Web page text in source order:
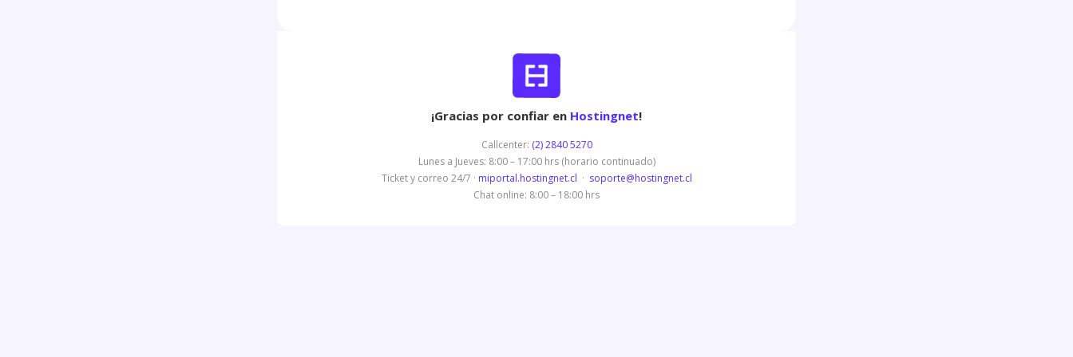
¡Gracias por confiar en Hostingnet!
Callcenter: (2) 2840 5270
Lunes a Jueves: 8:00 – 17:00 hrs (horario continuado)
Ticket y correo 24/7 · miportal.hostingnet.cl · soporte@hostingnet.cl
Chat online: 8:00 – 18:00 hrs